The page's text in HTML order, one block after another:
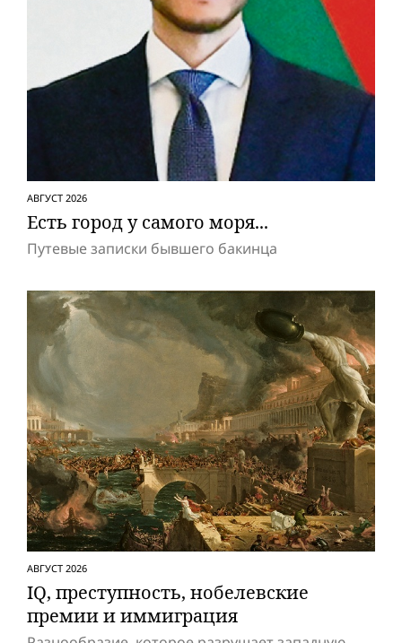
АВГУСТ 2026
Есть город у самого моря...
Путевые записки бывшего бакинца
АВГУСТ 2026
IQ, преступность, нобелевские
премии и иммиграция